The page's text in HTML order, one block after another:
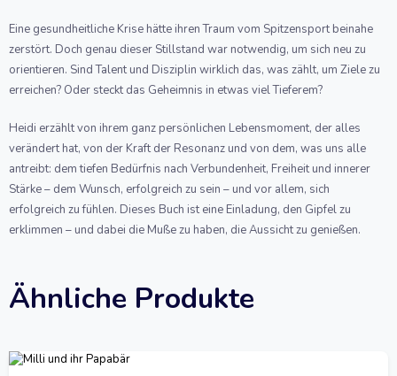
Eine gesundheitliche Krise hätte ihren Traum vom Spitzensport beinahe
zerstört. Doch genau dieser Stillstand war notwendig, um sich neu zu
orientieren. Sind Talent und Disziplin wirklich das, was zählt, um Ziele zu
erreichen? Oder steckt das Geheimnis in etwas viel Tieferem?
Heidi erzählt von ihrem ganz persönlichen Lebensmoment, der alles
verändert hat, von der Kraft der Resonanz und von dem, was uns alle
antreibt: dem tiefen Bedürfnis nach Verbundenheit, Freiheit und innerer
Stärke – dem Wunsch, erfolgreich zu sein – und vor allem, sich
erfolgreich zu fühlen. Dieses Buch ist eine Einladung, den Gipfel zu
erklimmen – und dabei die Muße zu haben, die Aussicht zu genießen.
Ähnliche Produkte